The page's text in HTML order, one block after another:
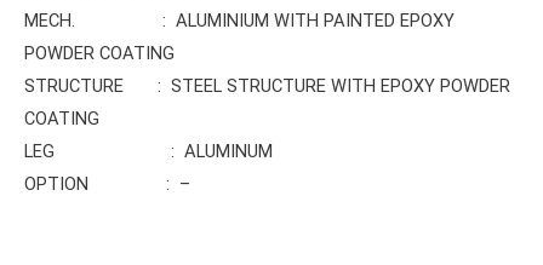
MECH. : ALUMINIUM WITH PAINTED EPOXY
POWDER COATING
STRUCTURE : STEEL STRUCTURE WITH EPOXY POWDER
COATING
LEG : ALUMINUM
OPTION : –